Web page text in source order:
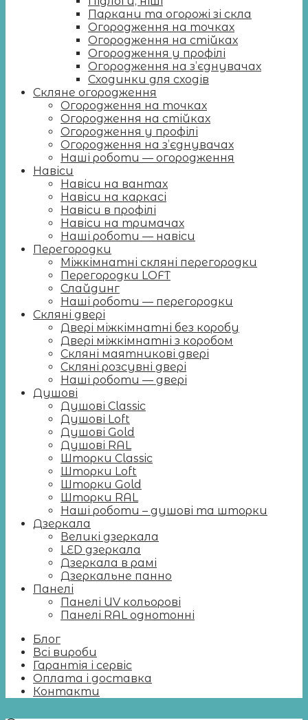
Паркани та огорожі зі скла
Огородження на точках
Огородження на стійках
Огородження у профілі
Огородження на з’єднувачах
Сходинки для сходів
Скляне огородження
Огородження на точках
Огородження на стійках
Огородження у профілі
Огородження на з’єднувачах
Наші роботи — огородження
Навіси
Навіси на вантах
Навіси на каркасі
Навіси в профілі
Навіси на тримачах
Наші роботи — навіси
Перегородки
Міжкімнатні скляні перегородки
Перегородки LOFT
Слайдинг
Наші роботи — перегородки
Скляні двері
Двері міжкімнатні без коробу
Двері міжкімнатні з коробом
Скляні маятникові двері
Скляні розсувні двері
Наші роботи — двері
Душові
Душові Classic
Душові Loft
Душові Gold
Душові RAL
Шторки Classic
Шторки Loft
Шторки Gold
Шторки RAL
Наші роботи – душові та шторки
Дзеркала
Великі дзеркала
LED дзеркала
Дзеркала в рамі
Дзеркальне панно
Панелі
Панелі UV кольорові
Панелі RAL однотонні
Блог
Всі вироби
Гарантія і сервіс
Оплата і доставка
Контакти